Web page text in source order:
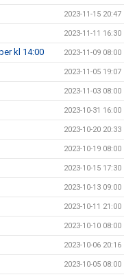
2023-11-15 20:47
2023-11-11 16:30
kl 14:00 2023-11-09 08:00
2023-11-05 19:07
2023-11-03 08:00
2023-10-31 16:00
2023-10-20 20:33
2023-10-19 08:00
2023-10-15 17:30
2023-10-13 09:00
2023-10-11 21:00
2023-10-10 08:00
2023-10-06 20:16
2023-10-05 08:00